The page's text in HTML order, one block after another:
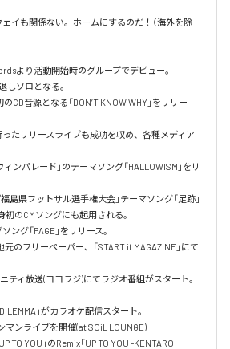
イも関係ない。ホームにするのだ！（海外を除
より活動開始時のグループでデビュー。
しソロとなる。
CD音源となる「DON’T KNOW WHY」をリリー
ったリリースライブも成功を収め、各種メディア
ンパレード」のテーマソング「HALLOWISM」をリ
島県フットサル選手権大会」テーマソング「足跡」
のCMソングにも起用される。
ング「PAGE」をリリース。
のフリーペーパー、「START it MAGAZINE」にて
ティ放送(ココラジ)にてラジオ番組がスタート。
」がカラオケ配信スタート。
ンライブを開催(at SOiL LOUNGE)
TO YOU」のRemix「UP TO YOU -KENTARO